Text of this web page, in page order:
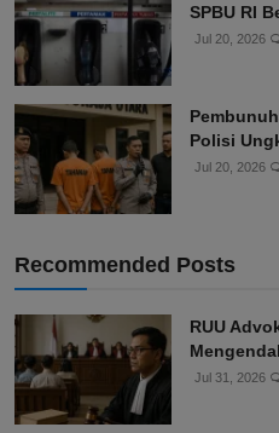
SPBU RI
Jul 20, 2026
Polisi
Jul 20, 2026
Recommended Posts
RUU
Jul 31, 2026